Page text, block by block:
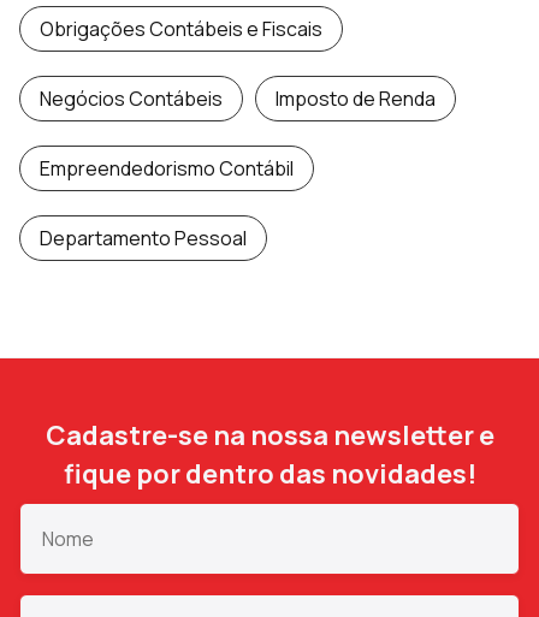
Obrigações Contábeis e Fiscais
Negócios Contábeis Imposto de Renda
Empreendedorismo Contábil
Departamento Pessoal
Cadastre-se na nossa newsletter e
fique por dentro das novidades!